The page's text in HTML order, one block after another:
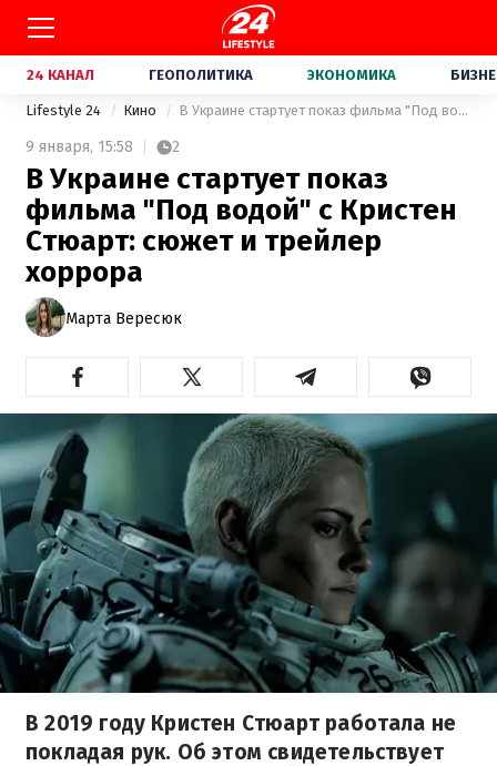
24 КАНАЛ ГЕОПОЛИТИКА ЭКОНОМИКА
Lifestyle 24 Кино В Украине стартует показ фильма "Под водой" с Кристен Стюарт: сюжет и трейлер хоррора
9 января, 15:58 2
В Украине стартует показ
фильма "Под водой" с Кристен
Стюарт: сюжет и трейлер
хоррора
Марта Вересюк
В 2019 году Кристен Стюарт работала не
покладая рук. Об этом свидетельствует